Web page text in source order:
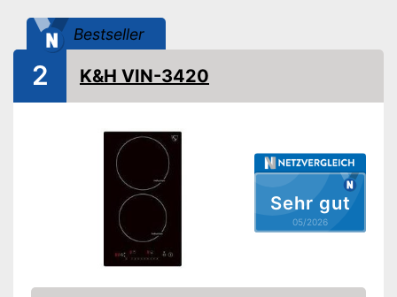
Restwärmeanzeige
Warmhaltefunktion
Verfügt über eine
Kindersicherung sorgt für
zusätzlichen Schutz
Restwärmeanzeige
Bestseller
Sehr gut
05/2026
2 K&H VIN-3420